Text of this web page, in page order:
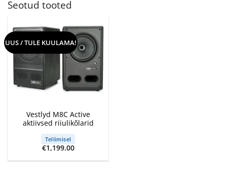
Seotud tooted
UUS / TULE KUULAMA!
Vestlyd M8C Active
aktiivsed riiulikõlarid
Tellimisel
€1,199.00